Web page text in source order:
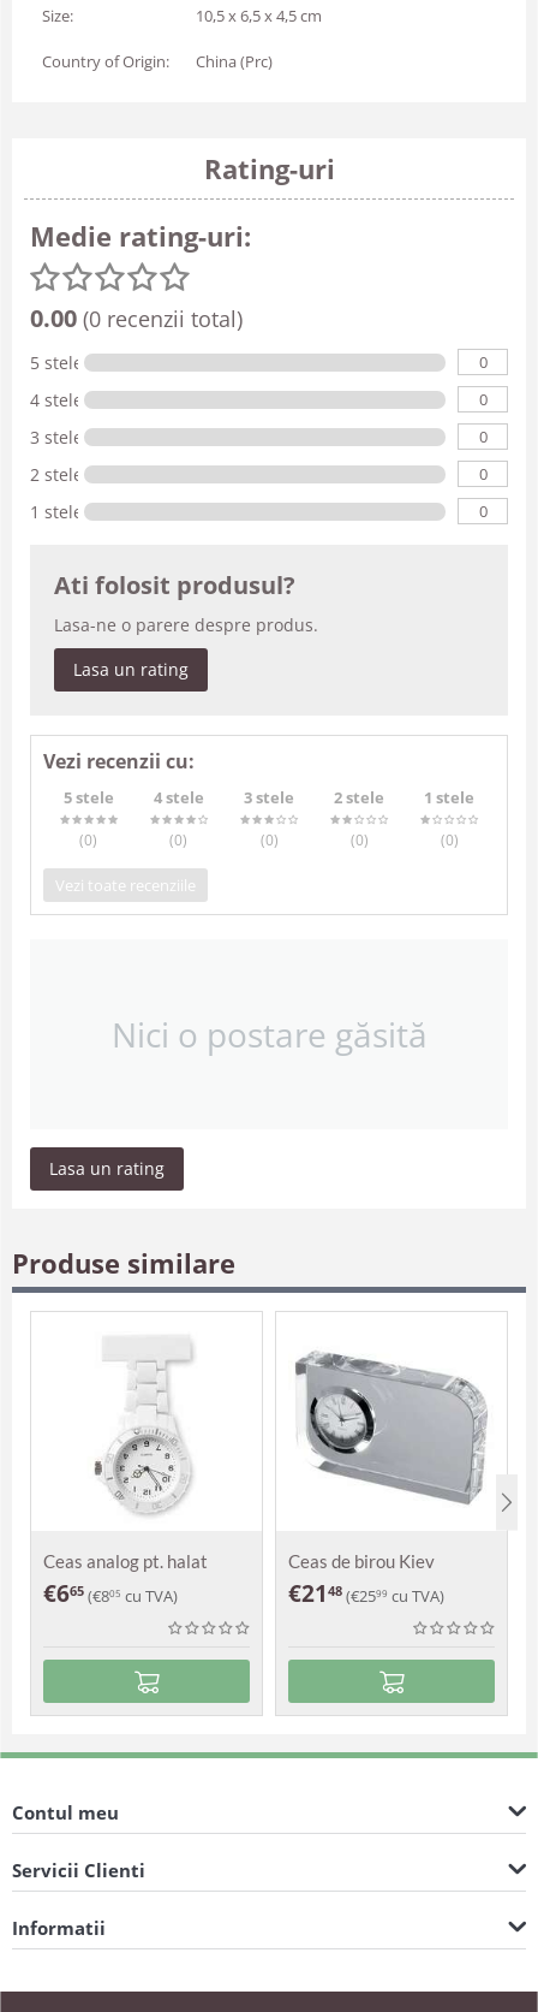
Size: 10,5 x 6,5 x 4,5 cm
Country of Origin: China (Prc)
Rating-uri
Medie rating-uri:
0.00 (0 recenzii total)
5 stele 0
4 stele 0
3 stele 0
2 stele 0
1 stele 0
Ati folosit produsul?
Lasa-ne o parere despre produs.
Lasa un rating
Vezi recenzii cu:
5 stele
(0)
4 stele
(0)
3 stele
(0)
2 stele
(0)
1 stele
(0)
Vezi toate recenziile
Nici o postare găsită
Lasa un rating
Produse similare
Ceas analog pt. halat
medical
€665 (€805 cu TVA)
Ceas de birou Kiev
€21 48 (€2599 cu TVA)
Contul meu
Servicii Clienti
Informatii